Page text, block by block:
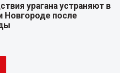
урагана устраняют в
Новгороде после